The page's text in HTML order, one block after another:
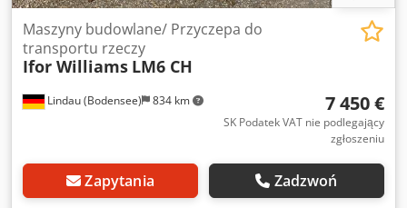
Lindau (Bodensee) 834 km
Maszyny budowlane/ Przyczepa do
transportu rzeczy
Ifor Williams LM6 CH
7 450 €
SK Podatek VAT nie podlegający
zgłoszeniu
Zapytania Zadzwoń